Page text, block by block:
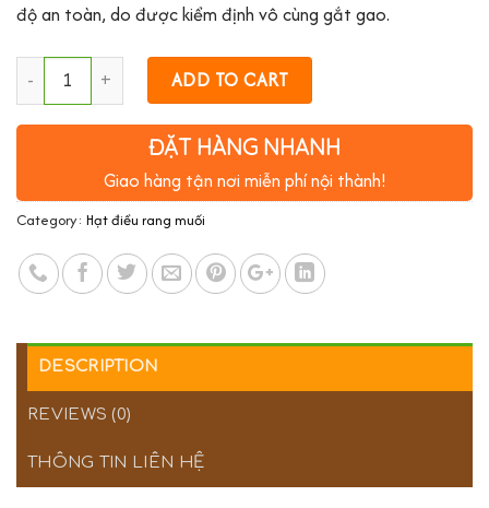
độ an toàn, do được kiểm định vô cùng gắt gao.
ADD TO CART
ĐẶT HÀNG NHANH
Giao hàng tận nơi miễn phí nội thành!
Category: Hạt điều rang muối
DESCRIPTION
REVIEWS (0)
THÔNG TIN LIÊN HỆ